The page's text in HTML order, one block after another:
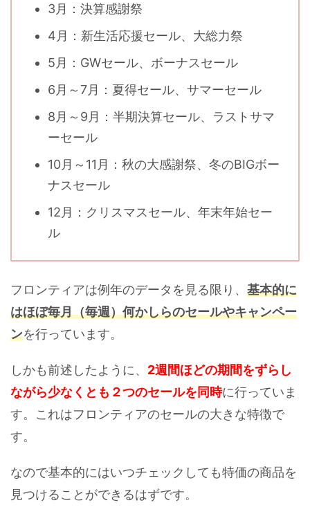
3月：決算感謝祭
4月：新生活応援セール、大総力祭
5月：GWセール、ボーナスセール
6月～7月：夏得セール、サマーセール
8月～9月：半期決算セール、ラストサマ
ーセール
10月～11月：秋の大感謝祭、冬のBIGボー
ナスセール
12月：クリスマスセール、年末年始セー
ル
フロンティアは例年のデータを見る限り、 基本的に
はほぼ毎月（毎週）何かしらのセールやキャンペー
ンを行っています。
しかも前述したように、 2週間ほどの期間をずらし
ながら少なくとも２つのセールを同時に行っていま
す。これはフロンティアのセールの大きな特徴で
す。
なので基本的にはいつチェックしても特価の商品を
見つけることができるはずです。